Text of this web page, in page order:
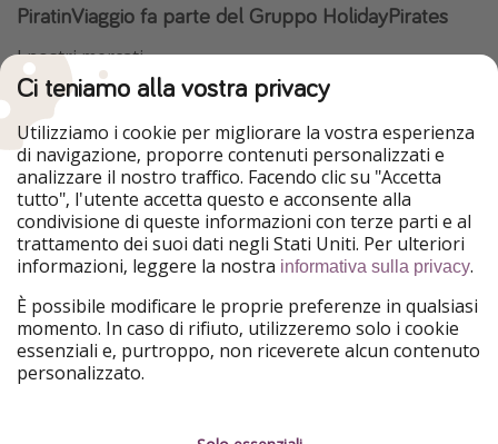
PiratinViaggio fa parte del Gruppo HolidayPirates
I nostri mercati
HolidayPirates
VakantiePiraten
WakacyjniPiraci
Ferienpiraten
Urlaubspiraten
Urlaubspiraten
ViajerosPiratas
TravelPirates
Il nostro gruppo
HolidayPirates Group
Conoscici meglio
Chi siamo
Lavora con noi
Informazioni legali
Termini d' Uso
Ci teniamo alla vostra privacy
Utilizziamo i cookie per migliorare la vostra esperienza
di navigazione, proporre contenuti personalizzati e
analizzare il nostro traffico. Facendo clic su "Accetta
tutto", l'utente accetta questo e acconsente alla
condivisione di queste informazioni con terze parti e al
trattamento dei suoi dati negli Stati Uniti. Per ulteriori
informazioni, leggere la nostra informativa sulla privacy.
È possibile modificare le proprie preferenze in qualsiasi
momento. In caso di rifiuto, utilizzeremo solo i cookie
essenziali e, purtroppo, non riceverete alcun contenuto
personalizzato.